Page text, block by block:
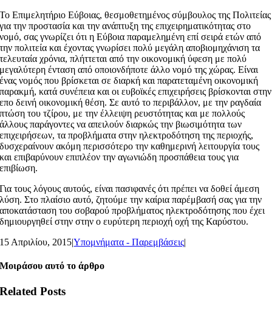
Το Επιμελητήριο Εύβοιας, θεσμοθετημένος σύμβουλος της Πολιτείας
για την προστασία και την ανάπτυξη της επιχειρηματικότητας στο
νομό, σας γνωρίζει ότι η Εύβοια παραμελημένη επί σειρά ετών από
την πολιτεία και έχοντας γνωρίσει πολύ μεγάλη αποβιομηχάνιση τα
τελευταία χρόνια, πλήττεται από την οικονομική ύφεση με πολύ
μεγαλύτερη ένταση από οποιονδήποτε άλλο νομό της χώρας. Είναι
ένας νομός που βρίσκεται σε διαρκή και παρατεταμένη οικονομική
παρακμή, κατά συνέπεια και οι ευβοϊκές επιχειρήσεις βρίσκονται στην
επο δεινή οικονομική θέση. Σε αυτό το περιβάλλον, με την ραγδαία
πτώση του τζίρου, με την έλλειψη ρευστότητας και με πολλούς
άλλους παράγοντες να απειλούν διαρκώς την βιωσιμότητα των
επιχειρήσεων, τα προβλήματα στην ηλεκτροδότηση της περιοχής,
δυσχεραίνουν ακόμη περισσότερο την καθημερινή λειτουργία τους
και επιβαρύνουν επιπλέον την αγωνιώδη προσπάθεια τους για
επιβίωση.
Για τους λόγους αυτούς, είναι πασιφανές ότι πρέπει να δοθεί άμεση
λύση. Στο πλαίσιο αυτό, ζητούμε την καίρια παρέμβασή σας για την
αποκατάσταση του σοβαρού προβλήματος ηλεκτροδότησης που έχει
δημιουργηθεί στην στην ο ευρύτερη περιοχή οχή της Καρύστου.
15 Απριλίου, 2015|Υπομνήματα - Παρεμβάσεις|
Μοιράσου αυτό το άρθρο
Related Posts